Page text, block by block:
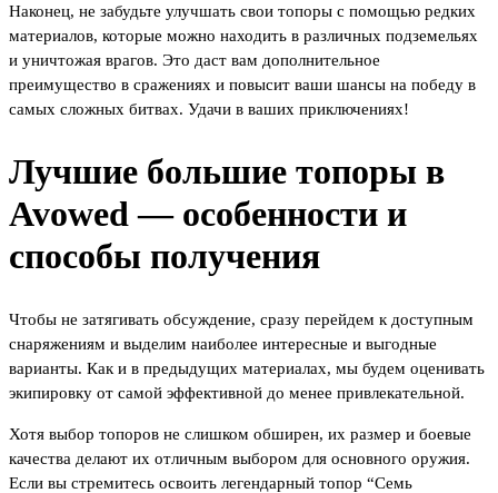
Наконец, не забудьте улучшать свои топоры с помощью редких
материалов, которые можно находить в различных подземельях
и уничтожая врагов. Это даст вам дополнительное
преимущество в сражениях и повысит ваши шансы на победу в
самых сложных битвах. Удачи в ваших приключениях!
Лучшие большие топоры в
Avowed — особенности и
способы получения
Чтобы не затягивать обсуждение, сразу перейдем к доступным
снаряжениям и выделим наиболее интересные и выгодные
варианты. Как и в предыдущих материалах, мы будем оценивать
экипировку от самой эффективной до менее привлекательной.
Хотя выбор топоров не слишком обширен, их размер и боевые
качества делают их отличным выбором для основного оружия.
Если вы стремитесь освоить легендарный топор “Семь